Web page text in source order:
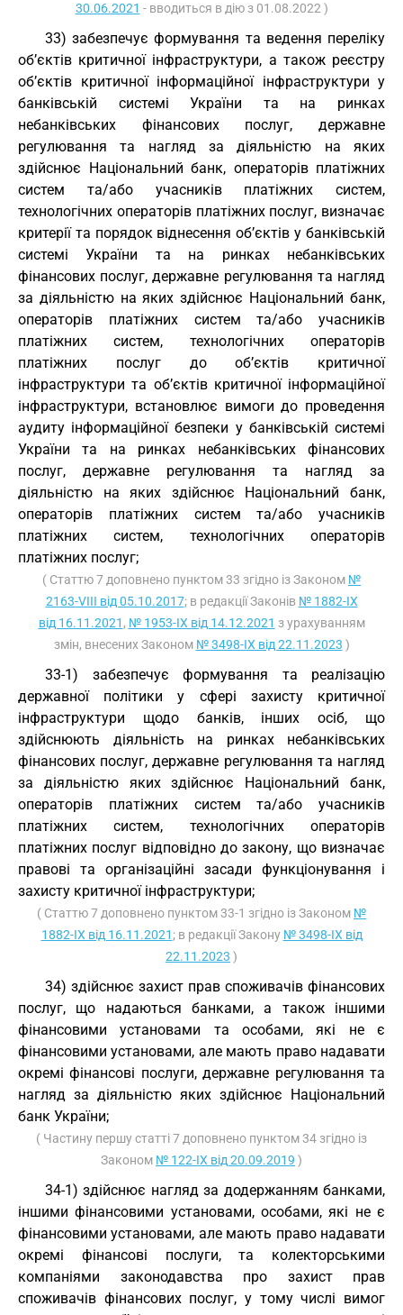
30.06.2021 - вводиться в дію з 01.08.2022 )
33) забезпечує формування та ведення переліку
об’єктів критичної інфраструктури, а також реєстру
об’єктів критичної інформаційної інфраструктури у
банківській системі України та на ринках
небанківських фінансових послуг, державне
регулювання та нагляд за діяльністю на яких
здійснює Національний банк, операторів платіжних
систем та/або учасників платіжних систем,
технологічних операторів платіжних послуг, визначає
критерії та порядок віднесення об’єктів у банківській
системі України та на ринках небанківських
фінансових послуг, державне регулювання та нагляд
за діяльністю на яких здійснює Національний банк,
операторів платіжних систем та/або учасників
платіжних систем, технологічних операторів
платіжних послуг до об’єктів критичної
інфраструктури та об’єктів критичної інформаційної
інфраструктури, встановлює вимоги до проведення
аудиту інформаційної безпеки у банківській системі
України та на ринках небанківських фінансових
послуг, державне регулювання та нагляд за
діяльністю на яких здійснює Національний банк,
операторів платіжних систем та/або учасників
платіжних систем, технологічних операторів
платіжних послуг;
( Статтю 7 доповнено пунктом 33 згідно із Законом №
2163-VIII від 05.10.2017; в редакції Законів № 1882-IX
від 16.11.2021 , № 1953-IX від 14.12.2021 з урахуванням
змін, внесених Законом № 3498-IX від 22.11.2023 )
33-1) забезпечує формування та реалізацію
державної політики у сфері захисту критичної
інфраструктури щодо банків, інших осіб, що
здійснюють діяльність на ринках небанківських
фінансових послуг, державне регулювання та нагляд
за діяльністю яких здійснює Національний банк,
операторів платіжних систем та/або учасників
платіжних систем, технологічних операторів
платіжних послуг відповідно до закону, що визначає
правові та організаційні засади функціонування і
захисту критичної інфраструктури;
( Статтю 7 доповнено пунктом 33-1 згідно із Законом №
1882-IX від 16.11.2021 ; в редакції Закону № 3498-IX від
22.11.2023 )
34) здійснює захист прав споживачів фінансових
послуг, що надаються банками, а також іншими
фінансовими установами та особами, які не є
фінансовими установами, але мають право надавати
окремі фінансові послуги, державне регулювання та
нагляд за діяльністю яких здійснює Національний
банк України;
( Частину першу статті 7 доповнено пунктом 34 згідно із
Законом № 122-IX від 20.09.2019 )
34-1) здійснює нагляд за додержанням банками,
іншими фінансовими установами, особами, які не є
фінансовими установами, але мають право надавати
окремі фінансові послуги, та колекторськими
компаніями законодавства про захист прав
споживачів фінансових послуг, у тому числі вимог